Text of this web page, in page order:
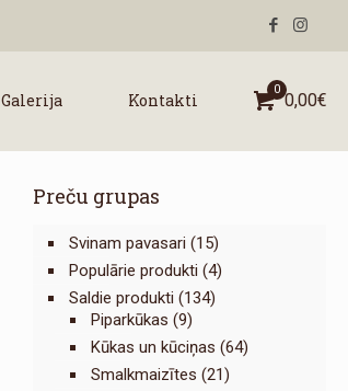
Galerija Kontakti
0
0,00€
Preču grupas
Svinam pavasari (15)
Populārie produkti (4)
Saldie produkti (134)
Piparkūkas (9)
Kūkas un kūciņas (64)
Smalkmaizītes (21)